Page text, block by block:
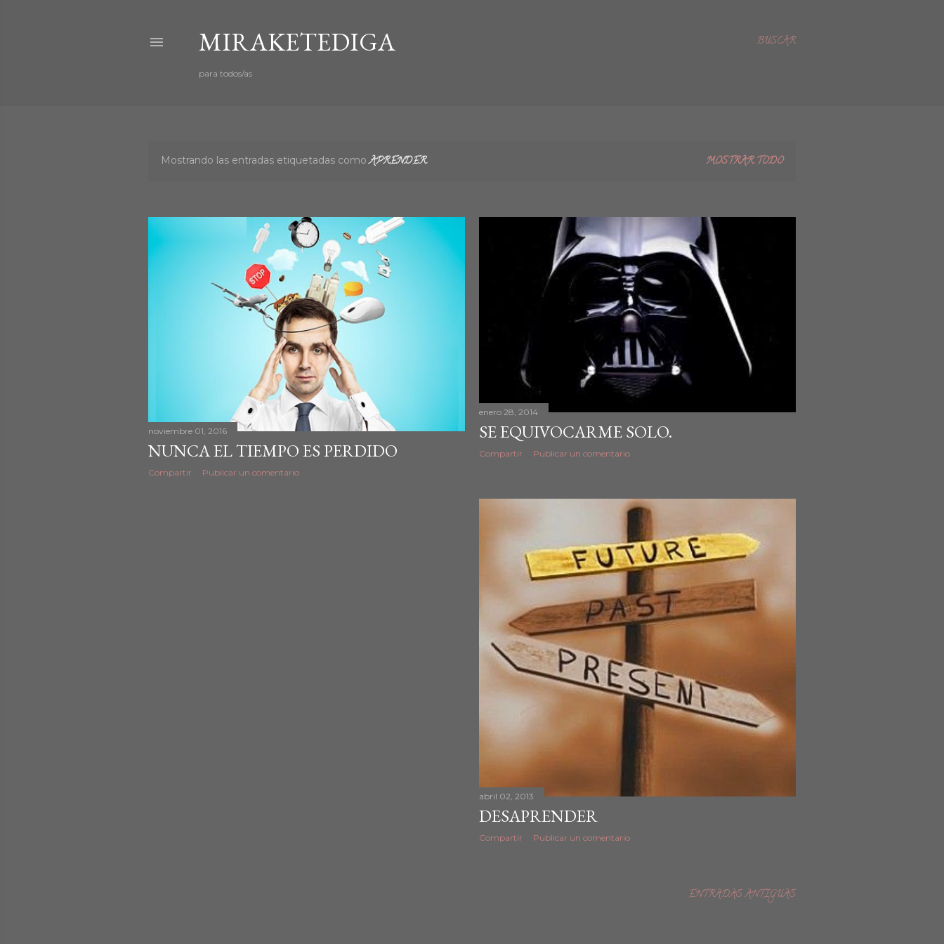
BUSCAR
MIRAKETEDIGA
para todos/as
E
n
r
Mostrando las entradas etiquetadas comoAPRENDER MOSTRAR TODO
noviembre 01, 2016
NUNCA EL TIEMPO ES PERDIDO
Compartir Publicar un comentario
enero 28, 2014
SE EQUIVOCARME SOLO.
Compartir Publicar un comentario
abril 02, 2013
DESAPRENDER
Compartir Publicar un comentario
ENTRADAS ANTIGUAS